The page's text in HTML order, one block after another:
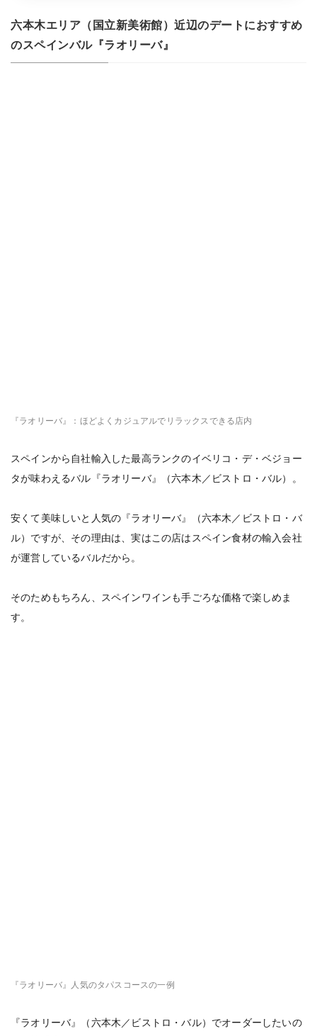
六本木エリア（国立新美術館）近辺のデートにおすすめ
のスペインバル『ラオリーバ』
『ラオリーバ』：ほどよくカジュアルでリラックスできる店内
スペインから自社輸入した最高ランクのイベリコ・デ・ベジョー
タが味わえるバル『ラオリーバ』（六本木／ビストロ・バル）。
安くて美味しいと人気の『ラオリーバ』（六本木／ビストロ・バ
ル）ですが、その理由は、実はこの店はスペイン食材の輸入会社
が運営しているバルだから。
そのためもちろん、スペインワインも手ごろな価格で楽しめま
す。
『ラオリーバ』人気のタパスコースの一例
『ラオリーバ』（六本木／ビストロ・バル）でオーダーしたいの